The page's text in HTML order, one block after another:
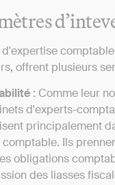
offrent plusieurs
: Comme leur
d'experts-
principalement
Ils
obligations
des liasses